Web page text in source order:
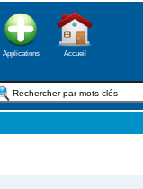
Applications Accueil